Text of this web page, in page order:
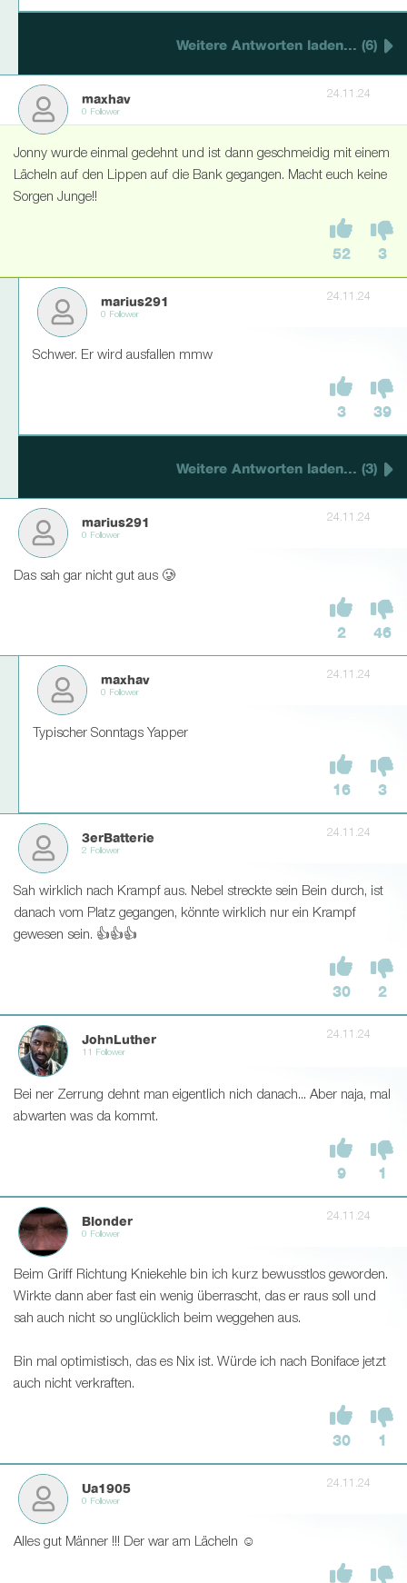
Weitere Antworten laden... (6)
maxhav
0 Follower
24.11.24
Jonny wurde einmal gedehnt und ist dann geschmeidig mit einem
Lächeln auf den Lippen auf die Bank gegangen. Macht euch keine
Sorgen Junge!!
52 3
marius291
0 Follower
24.11.24
Schwer. Er wird ausfallen mmw
3 39
Weitere Antworten laden... (3)
marius291
0 Follower
24.11.24
Das sah gar nicht gut aus 🥲
2 46
maxhav
0 Follower
24.11.24
Typischer Sonntags Yapper
16 3
3erBatterie
2 Follower
24.11.24
Sah wirklich nach Krampf aus. Nebel streckte sein Bein durch, ist
danach vom Platz gegangen, könnte wirklich nur ein Krampf
gewesen sein. 👍👍👍
30 2
JohnLuther
11 Follower
24.11.24
Bei ner Zerrung dehnt man eigentlich nich danach... Aber naja, mal
abwarten was da kommt.
9 1
Blonder
0 Follower
24.11.24
Beim Griff Richtung Kniekehle bin ich kurz bewusstlos geworden.
Wirkte dann aber fast ein wenig überrascht, das er raus soll und
sah auch nicht so unglücklich beim weggehen aus.
Bin mal optimistisch, das es Nix ist. Würde ich nach Boniface jetzt
auch nicht verkraften.
30 1
Ua1905
0 Follower
24.11.24
Alles gut Männer !!! Der war am Lächeln ☺